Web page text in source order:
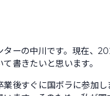
ターの中川です。現在、
書きたいと思います。
業後すぐに国ボラに参加